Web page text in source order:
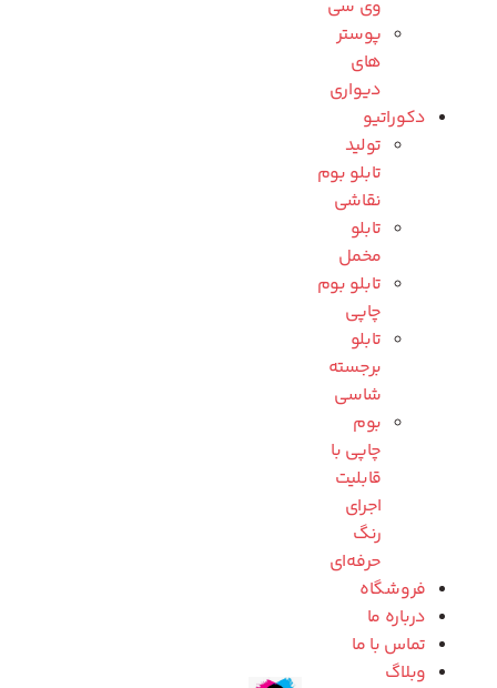
وی سی
پوستر
های
دیواری
دکوراتیو
تولید
تابلو بوم
نقاشی
تابلو
مخمل
تابلو بوم
چاپی
تابلو
برجسته
شاسی
بوم
چاپی با
قابلیت
اجرای
رنگ
حرفه‌ای
فروشگاه
درباره ما
تماس با ما
وبلاگ